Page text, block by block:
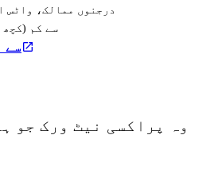
درجنوں ممالک، واٹس
$1 سے کم (کچھ
$1
وہ پراکسی نیٹ ورک جو